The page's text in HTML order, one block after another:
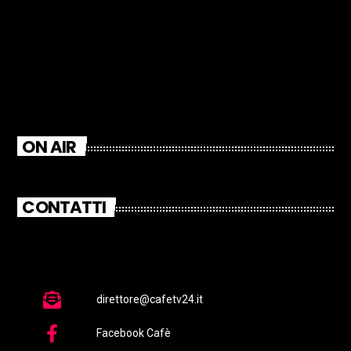
ON AIR
CONTATTI
direttore@cafetv24.it
Facebook Cafè